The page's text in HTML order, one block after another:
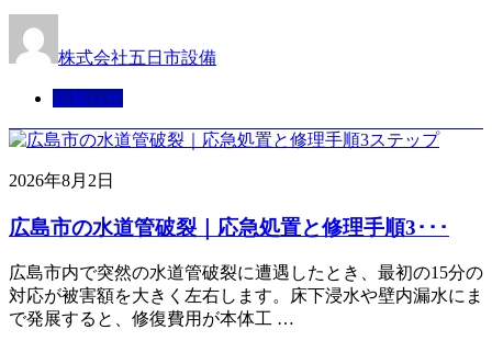
株式会社五日市設備
お知らせ
2026年8月2日
広島市の水道管破裂｜応急処置と修理手順3･･･
広島市内で突然の水道管破裂に遭遇したとき、最初の15分の
対応が被害額を大きく左右します。床下浸水や壁内漏水にま
で発展すると、修復費用が本体工 …